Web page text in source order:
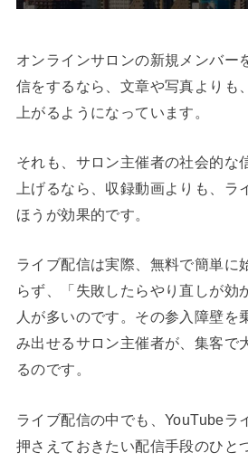
オンラインサロンの新規メンバー
信をするなら、文章や写真よりも
上がるようになっています。
それも、サロン主催者の社会的な
上げるなら、収録動画よりも、ラ
ほうが効果的です。
ライブ配信は実際、無料で簡単に
らず、「失敗したらやり直しが効
人が多いのです。その参入障壁を
み出せるサロン主催者が、集客で
るのです。
ライブ配信の中でも、YouTubeラ
押さえておきたい配信手段のひと